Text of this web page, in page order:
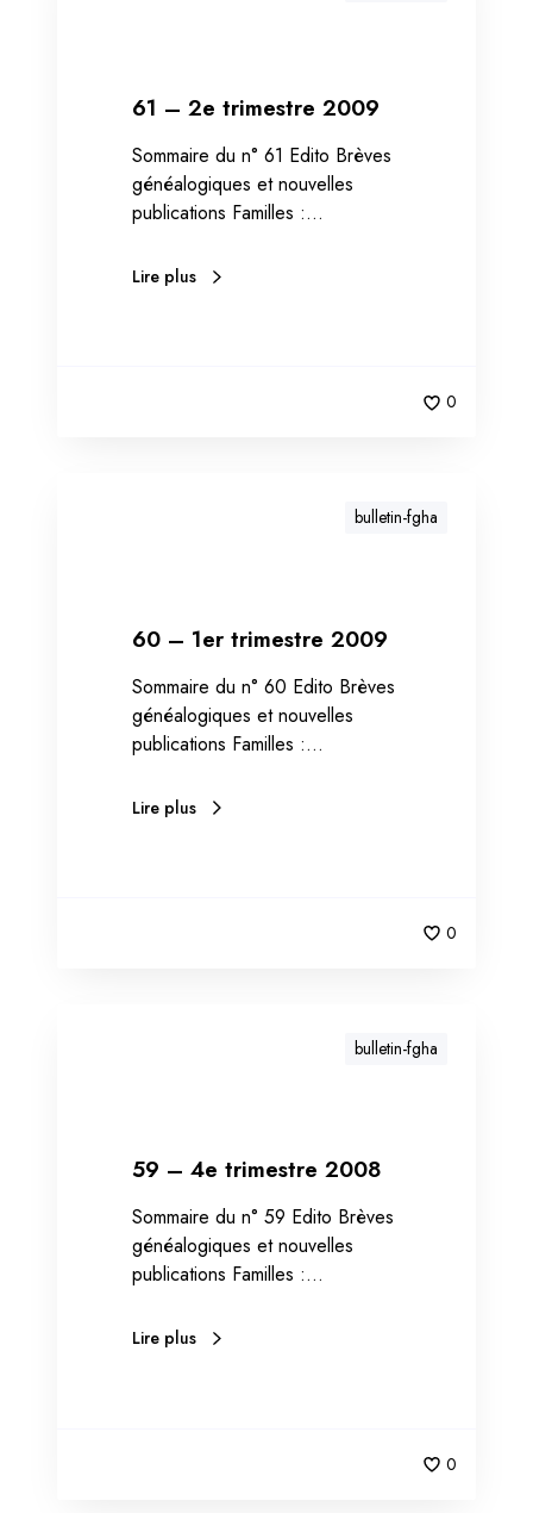
61 – 2e trimestre 2009
Sommaire du n° 61 Edito Brèves
généalogiques et nouvelles
publications Familles :…
Lire plus
0
bulletin-fgha
60 – 1er trimestre 2009
Sommaire du n° 60 Edito Brèves
généalogiques et nouvelles
publications Familles :…
Lire plus
0
bulletin-fgha
59 – 4e trimestre 2008
Sommaire du n° 59 Edito Brèves
généalogiques et nouvelles
publications Familles :…
Lire plus
0